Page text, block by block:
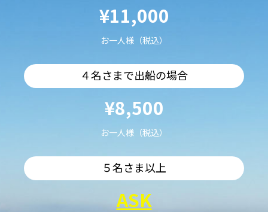
¥11,000
お一人様（税込）
４名さまで出船の場合
¥8,500
お一人様（税込）
５名さま以上
ASK